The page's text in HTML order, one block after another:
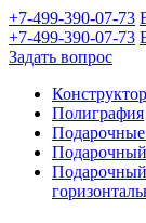
+7-499-390-07-73
+7-499-390-07-73
Задать вопрос
Конструктор
Полиграфия
Подарочный